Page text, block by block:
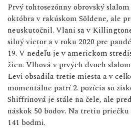
Prvý tohtosezónny obrovský
októbra v rakúskom Söldene, ale
neuskutočnil. Vlani sa v
silný vietor a v roku 2020 pre
19. V nedeľu je v americkom
žien. Vlhová v prvých dvoch
Levi obsadila tretie miesta a v
momentálne patrí 2. pozícia so
Shiffrinová je stále na čele, ale
náskok 50 bodov. Na tretiu
141 bodmi.